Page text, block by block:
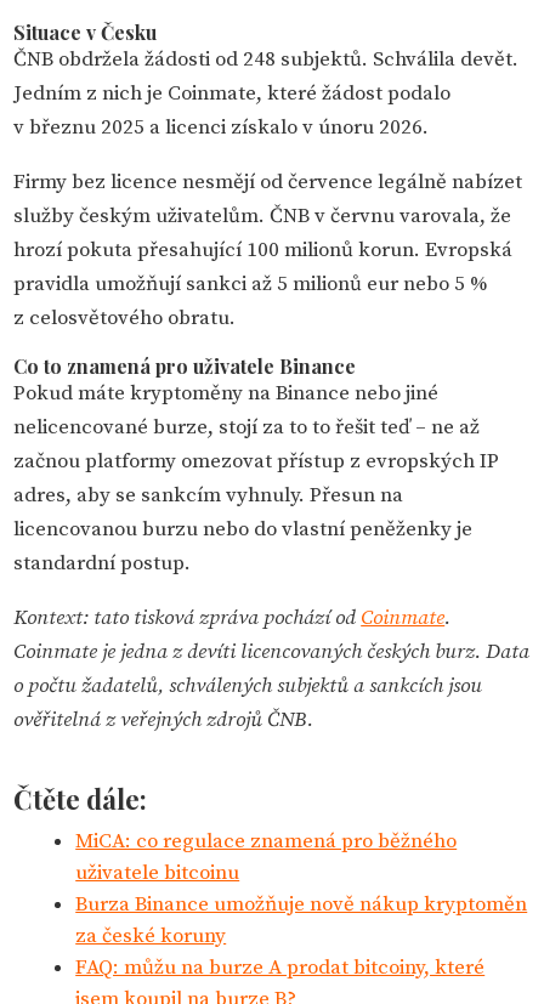
Situace v Česku
ČNB obdržela žádosti od 248 subjektů. Schválila devět.
Jedním z nich je Coinmate, které žádost podalo
v březnu 2025 a licenci získalo v únoru 2026.
Firmy bez licence nesmějí od července legálně nabízet
služby českým uživatelům. ČNB v červnu varovala, že
hrozí pokuta přesahující 100 milionů korun. Evropská
pravidla umožňují sankci až 5 milionů eur nebo 5 %
z celosvětového obratu.
Co to znamená pro uživatele Binance
Pokud máte kryptoměny na Binance nebo jiné
nelicencované burze, stojí za to to řešit teď – ne až
začnou platformy omezovat přístup z evropských IP
adres, aby se sankcím vyhnuly. Přesun na
licencovanou burzu nebo do vlastní peněženky je
standardní postup.
Kontext: tato tisková zpráva pochází od Coinmate.
Coinmate je jedna z devíti licencovaných českých burz. Data
o počtu žadatelů, schválených subjektů a sankcích jsou
ověřitelná z veřejných zdrojů ČNB.
Čtěte dále:
MiCA: co regulace znamená pro běžného
uživatele bitcoinu
Burza Binance umožňuje nově nákup kryptoměn
za české koruny
FAQ: můžu na burze A prodat bitcoiny, které